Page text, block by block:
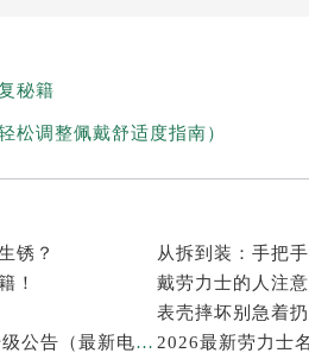
秘籍
松调整佩戴舒适度指南）
锈？
从拆到装：手把
！
戴劳力士的人注
表壳摔坏别急着
2026年劳力士大中华区售后服务体系全面升级公告（最新电话及地址） 2026最新劳力士